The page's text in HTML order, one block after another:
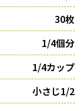
30枚
1/4個分
1/4カップ
小さじ1/2